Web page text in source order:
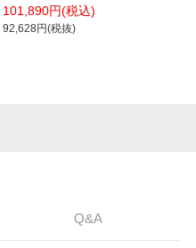
属 低臭透明ニス採用 TB-757U サイズ/
カラー(18色)選択可能
101,890円(税込)
92,628円(税抜)
Q&A